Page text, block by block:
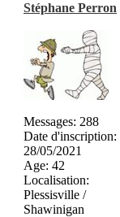
Stéphane Perron
Messages: 288
Date d'inscription:
28/05/2021
Age: 42
Localisation:
Plessisville /
Shawinigan